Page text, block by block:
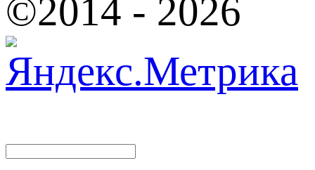
©2014 - 2026